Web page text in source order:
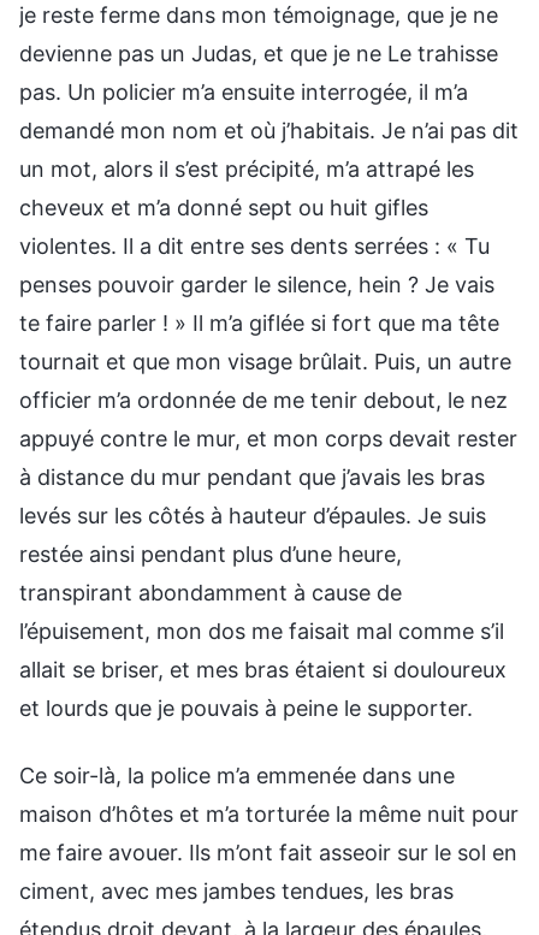
je reste ferme dans mon témoignage, que je ne
devienne pas un Judas, et que je ne Le trahisse
pas. Un policier m’a ensuite interrogée, il m’a
demandé mon nom et où j’habitais. Je n’ai pas dit
un mot, alors il s’est précipité, m’a attrapé les
cheveux et m’a donné sept ou huit gifles
violentes. Il a dit entre ses dents serrées : « Tu
penses pouvoir garder le silence, hein ? Je vais
te faire parler ! » Il m’a giflée si fort que ma tête
tournait et que mon visage brûlait. Puis, un autre
officier m’a ordonnée de me tenir debout, le nez
appuyé contre le mur, et mon corps devait rester
à distance du mur pendant que j’avais les bras
levés sur les côtés à hauteur d’épaules. Je suis
restée ainsi pendant plus d’une heure,
transpirant abondamment à cause de
l’épuisement, mon dos me faisait mal comme s’il
allait se briser, et mes bras étaient si douloureux
et lourds que je pouvais à peine le supporter.
Ce soir-là, la police m’a emmenée dans une
maison d’hôtes et m’a torturée la même nuit pour
me faire avouer. Ils m’ont fait asseoir sur le sol en
ciment, avec mes jambes tendues, les bras
étendus droit devant, à la largeur des épaules,